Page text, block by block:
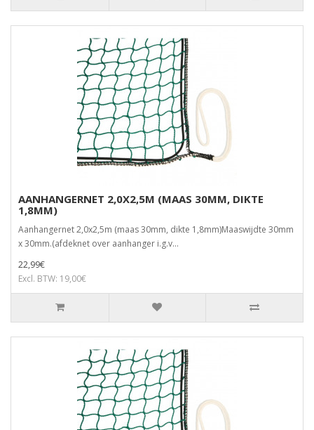
AANHANGERNET 2,0X2,5M (MAAS 30MM, DIKTE
1,8MM)
Aanhangernet 2,0x2,5m (maas 30mm, dikte 1,8mm)Maaswijdte 30mm
x 30mm.(afdeknet over aanhanger i.g.v...
22,99€
Excl. BTW: 19,00€